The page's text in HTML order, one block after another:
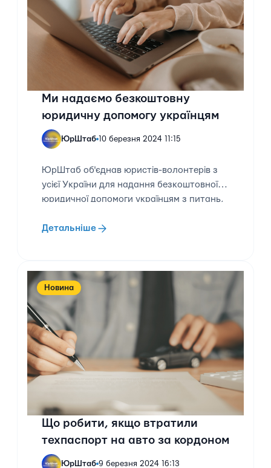
Ми надаємо безкоштовну
юридичну допомогу українцям
ЮрШтаб 10 березня 2024 11:15
ЮрШтаб об'єднав юристів-волонтерів з
усієї України для надання безкоштовної
юридичної допомоги українцям з питань,
Детальніше
Новина
Що робити, якщо втратили
техпаспорт на авто за кордоном
ЮрШтаб 9 березня 2024 16:13